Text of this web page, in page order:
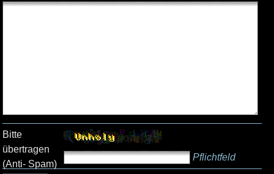
Bitte
übertragen
(Anti- Spam)
Pflichtfeld